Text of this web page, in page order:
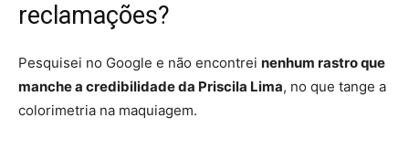
reclamações?
Pesquisei no Google e não encontrei nenhum rastro que
manche a credibilidade da Priscila Lima, no que tange a
colorimetria na maquiagem.